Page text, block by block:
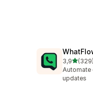
3,9av 5(329)
Totalt 329
Automate
updates